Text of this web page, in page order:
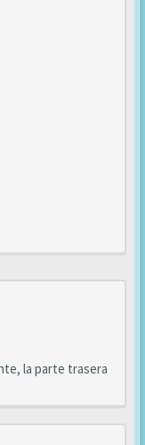
la parte trasera